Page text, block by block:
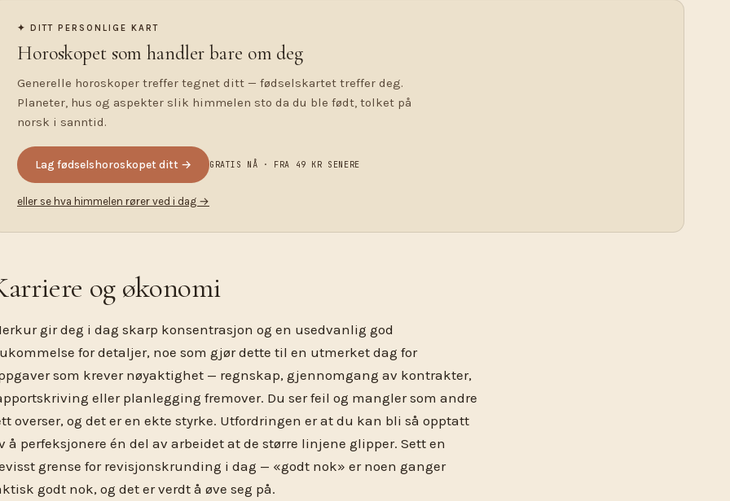
✦ DITT PERSONLIGE KART
Horoskopet som handler bare om deg
Generelle horoskoper treffer tegnet ditt — fødselskartet treffer deg.
Planeter, hus og aspekter slik himmelen sto da du ble født, tolket på
norsk i sanntid.
Lag fødselshoroskopet ditt → GRATIS NÅ · FRA 49 KR SENERE
eller se hva himmelen rører ved i dag →
og økonomi
gir deg i dag skarp konsentrasjon og en usedvanlig god
for detaljer, noe som gjør dette til en utmerket dag for
som krever nøyaktighet — regnskap, gjennomgang av kontrakter,
eller planlegging fremover. Du ser feil og mangler som andre
overser, og det er en ekte styrke. Utfordringen er at du kan bli så opptatt
å perfeksjonere én del av arbeidet at de større linjene glipper. Sett en
grense for revisjonskrunding i dag — «godt nok» er noen ganger
godt nok, og det er verdt å øve seg på.